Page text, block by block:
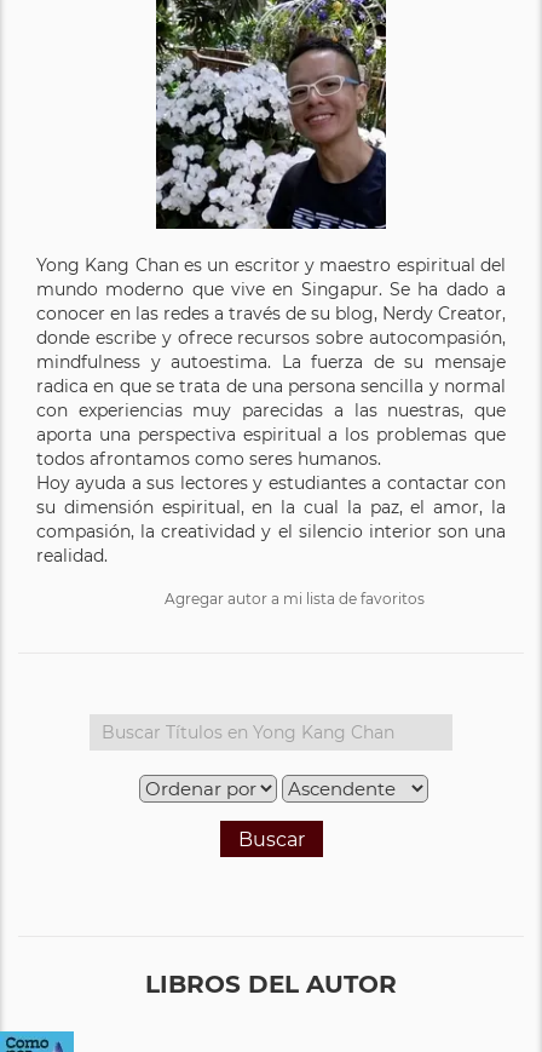
Yong Kang Chan es un escritor y maestro espiritual del
mundo moderno que vive en Singapur. Se ha dado a
conocer en las redes a través de su blog, Nerdy Creator,
donde escribe y ofrece recursos sobre autocompasión,
mindfulness y autoestima. La fuerza de su mensaje
radica en que se trata de una persona sencilla y normal
con experiencias muy parecidas a las nuestras, que
aporta una perspectiva espiritual a los problemas que
todos afrontamos como seres humanos.
Hoy ayuda a sus lectores y estudiantes a contactar con
su dimensión espiritual, en la cual la paz, el amor, la
compasión, la creatividad y el silencio interior son una
realidad.
Agregar autor a mi lista de favoritos
Buscar
LIBROS DEL AUTOR